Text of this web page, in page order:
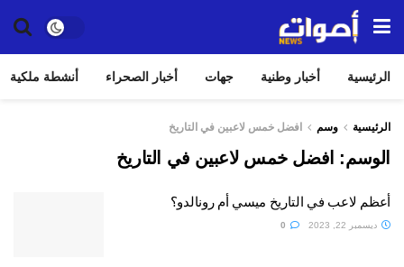
الرئيسية أخبار وطنية جهات أخبار الصحراء أنشطة ملكية
الرئيسية وسم افضل خمس لاعبين في التاريخ
الوسم: افضل خمس لاعبين في التاريخ
أعظم لاعب في التاريخ ميسي أم رونالدو؟
ديسمبر 22, 2023